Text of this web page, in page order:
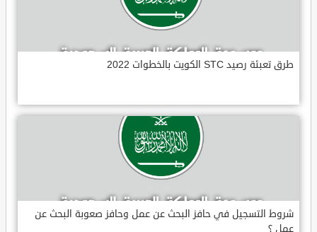
طرق تعبئة رصيد STC الكويت بالخطوات 2022
شروط التسجيل في حافز البحث عن عمل وحافز صعوبة البحث عن
عمل ؟